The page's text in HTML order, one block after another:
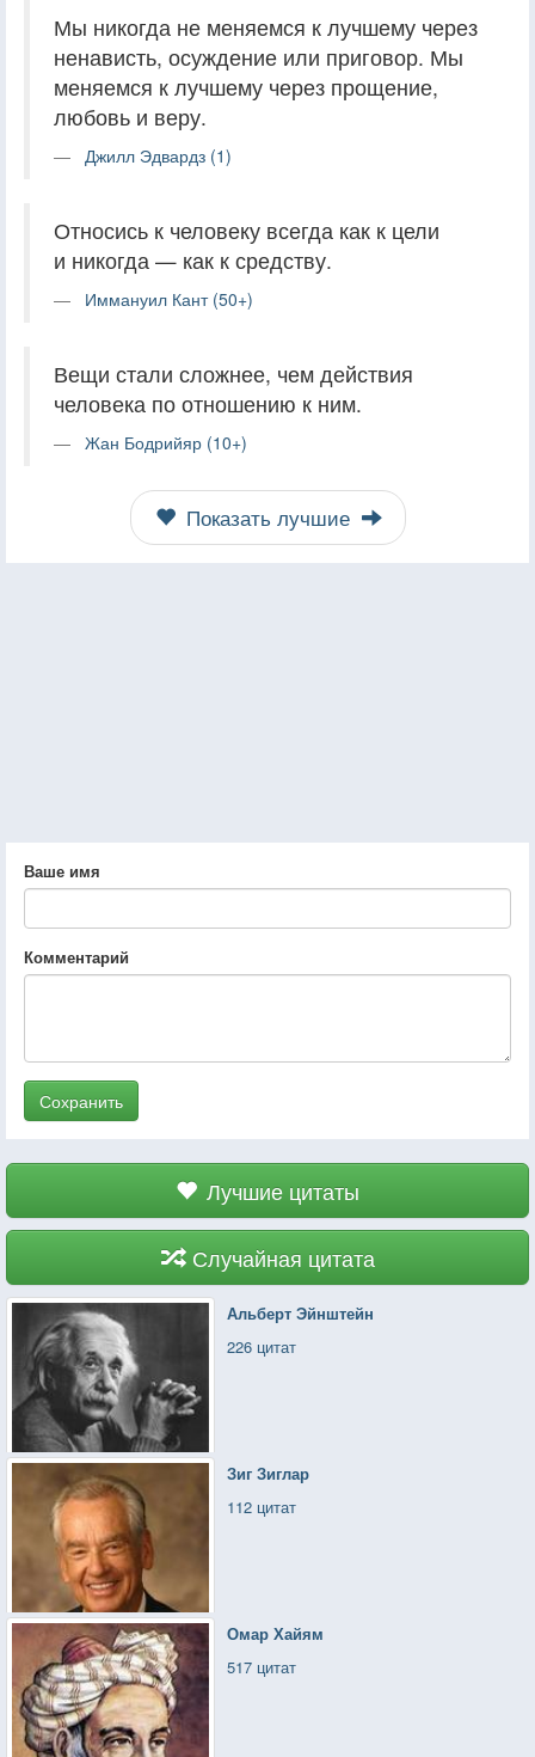
Мы никогда не меняемся к лучшему через
ненависть, осуждение или приговор. Мы
меняемся к лучшему через прощение,
любовь и веру.
Джилл Эдвардз (1)
Относись к человеку всегда как к цели
и никогда — как к средству.
Иммануил Кант (50+)
Вещи стали сложнее, чем действия
человека по отношению к ним.
Жан Бодрийяр (10+)
Показать лучшие
Ваше имя
Комментарий
Сохранить
Лучшие цитаты
Случайная цитата
Альберт Эйнштейн
226 цитат
Зиг Зиглар
112 цитат
Омар Хайям
517 цитат